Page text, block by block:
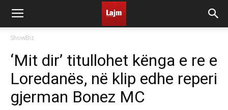
ShowBiz
‘Mit dir’ titullohet kënga e re e
Loredanës, në klip edhe reperi
gjerman Bonez MC